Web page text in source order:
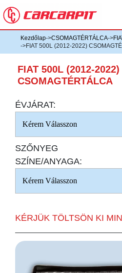
Kezdőlap->CSOMAGTÉRTÁLCA->
->FIAT 500L (2012-2022)
FIAT 500L (2012-2022)
CSOMAGTÉRTÁLCA
ÉVJÁRAT:
SZŐNYEG
SZÍNE/ANYAGA:
KÉRJÜK TÖLTSÖN KI